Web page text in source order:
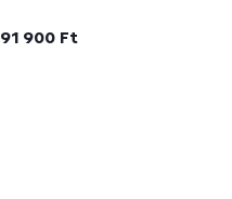
91 900 Ft